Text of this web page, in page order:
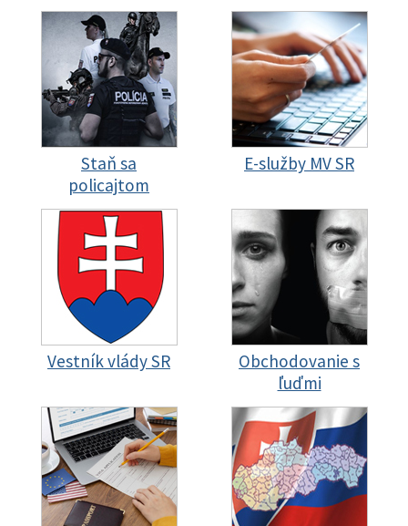
Staň sa
policajtom
E-služby MV SR
Vestník vlády SR
Obchodovanie s
ľuďmi